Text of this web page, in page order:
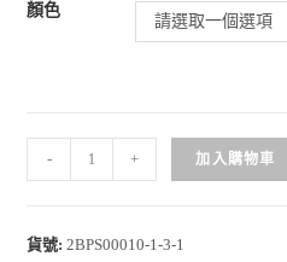
顏色
請選取一個選項
- + 加入購物車
貨號:2BPS00010-1-3-1